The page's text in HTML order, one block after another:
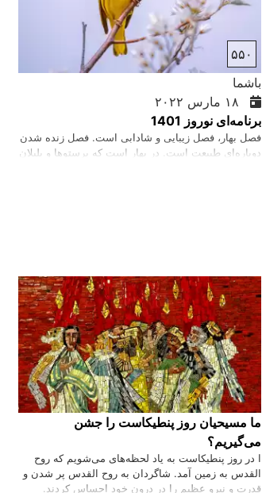
۵۵۰
باشما
برنامه‌ای نوروز 1401
فصل بهار، فصل زیبایی و شادابی است. فصل زنده شدن
دوباره‌ای طبیعت است. در بهار است که پرستوها و بلبلان
ما مسیحیان روز پنطیکاست را جشن
می‌گیریم؟
ا در روز پنطیکاست به یاد لحظه‌های می‌شویم که روح
القدس به زمین آمد. شاگردان به روح القدس پر شدن و
قدرت و نیرو عظیم را در درون خود احساس کردند.